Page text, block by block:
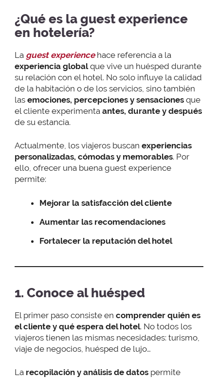
¿Qué es la guest experience
en hotelería?
La guest experiencehace referencia a la
experiencia globalque vive un huésped durante
su relación con el hotel. No solo influye la calidad
de la habitación o de los servicios, sino también
las emociones, percepciones y sensaciones que
el cliente experimenta antes, durante y después
de su estancia.
Actualmente, los viajeros buscan experiencias
personalizadas, cómodas y memorables. Por
ello, ofrecer una buena guest experience
permite:
Mejorar la satisfacción del cliente
Aumentar las recomendaciones
Fortalecer la reputación del hotel
1. Conoce al huésped
El primer paso consiste en comprender quién es
el cliente y qué espera del hotel. No todos los
viajeros tienen las mismas necesidades: turismo,
viaje de negocios, huésped de lujo…
La recopilación y análisis de datos permite